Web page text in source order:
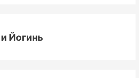
Йогинь